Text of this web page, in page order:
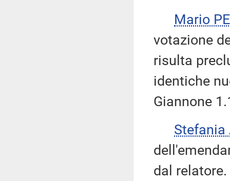
Mario
votazione
risulta
identiche
Giannone
Stefania
dal relatore.